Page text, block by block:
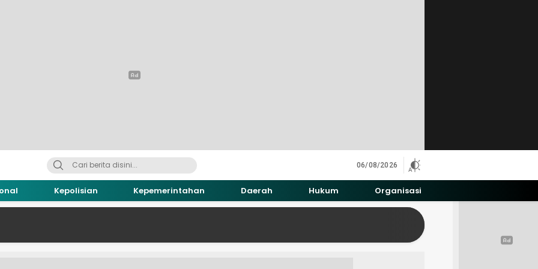
06/08/2026
Kepolisian Kepemerintahan Daerah Hukum Organisasi